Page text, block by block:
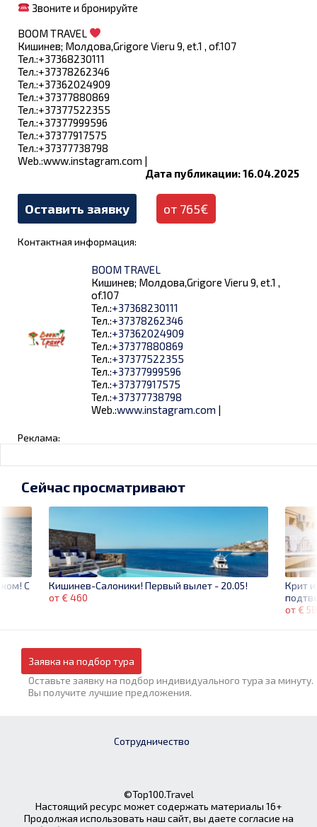
Звоните и бронируйте
BOOM TRAVEL
Кишинев; Молдова,Grigore Vieru 9, et.1 , of.107
Тел.:+37368230111
Тел.:+37378262346
Тел.:+37362024909
Тел.:+37377880869
Тел.:+37377522355
Тел.:+37377999596
Тел.:+37377917575
Тел.:+37377738798
Web.:www.instagram.com |
Дата публикации: 16.04.2025
Оставить заявку от 765€
Контактная информация:
BOOM TRAVEL
Кишинев; Молдова,Grigore Vieru 9, et.1 ,
of.107
Тел.:+37368230111
Тел.:+37378262346
Тел.:+37362024909
Тел.:+37377880869
Тел.:+37377522355
Тел.:+37377999596
Тел.:+37377917575
Тел.:+37377738798
Web.:www.instagram.com |
Реклама:
С
Крит
от €
Сейчас просматривают
Кишинев-Салоники! Первый вылет - 20.05!
от € 460
Заявка на подбор тура
Оставьте заявку на подбор индивидуального тура за минуту.
Вы получите лучшие предложения.
Сотрудничество
©Top100.Travel
Настоящий ресурс может содержать материалы 16+
Продолжая использовать наш сайт, вы даете согласие на